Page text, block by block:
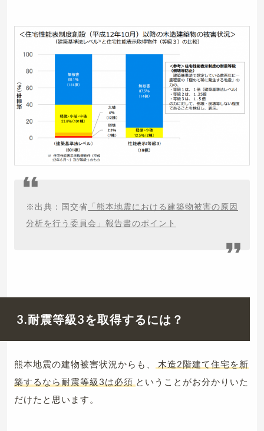
※出典：国交省 「熊本地震における建築物被害の原因
分析を行う委員会」報告書のポイント
3.耐震等級3を取得するには？
熊本地震の建物被害状況からも、
木造2階建て住宅を新
築するなら耐震等級3は必須 ということがお分かりいた
だけたと思います。